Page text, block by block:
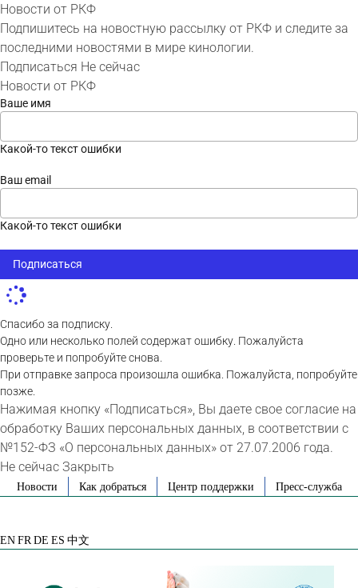
Новости от РКФ
Подпишитесь на новостную рассылку от РКФ и следите за
последними новостями в мире кинологии.
Подписаться Не сейчас
Новости от РКФ
Ваше имя
Какой-то текст ошибки
Ваш email
Какой-то текст ошибки
Подписаться
Спасибо за подписку.
Одно или несколько полей содержат ошибку. Пожалуйста
проверьте и попробуйте снова.
При отправке запроса произошла ошибка. Пожалуйста, попробуйте
позже.
Нажимая кнопку «Подписаться», Вы даете свое согласие на
обработку Ваших персональных данных, в соответствии с
№152-ФЗ «О персональных данных» от 27.07.2006 года.
Не сейчас Закрыть
SkipНовости Как добраться Центр поддержки Пресс-служба
EN FR DE ES 中文